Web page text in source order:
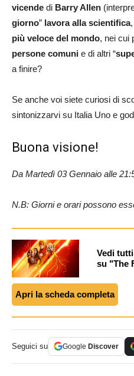
vicende di Barry Allen
giorno” lavora alla scientifica
più veloce del mondo, nei cui
persone comuni e di altri “
a finire?
Se anche voi siete curiosi di
sintonizzarvi su Italia Uno e
Buona visione!
Da Martedì 03 Gennaio alle
N.B: Giorni e orari possono
Vedi
su "The
Apri la scheda completa
Seguici su Google Discover